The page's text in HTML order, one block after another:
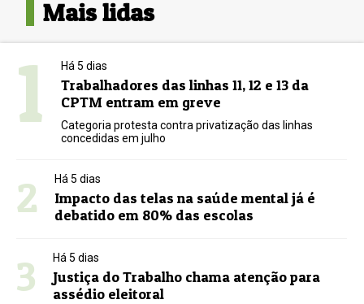
Mais lidas
1 Há 5 dias
Trabalhadores das linhas 11, 12 e 13 da
CPTM entram em greve
Categoria protesta contra privatização das linhas
concedidas em julho
2 Há 5 dias
Impacto das telas na saúde mental já é
debatido em 80% das escolas
3 Há 5 dias
Justiça do Trabalho chama atenção para
assédio eleitoral